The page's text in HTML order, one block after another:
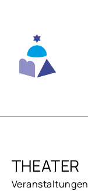
content
THEATER
Veranstaltungen